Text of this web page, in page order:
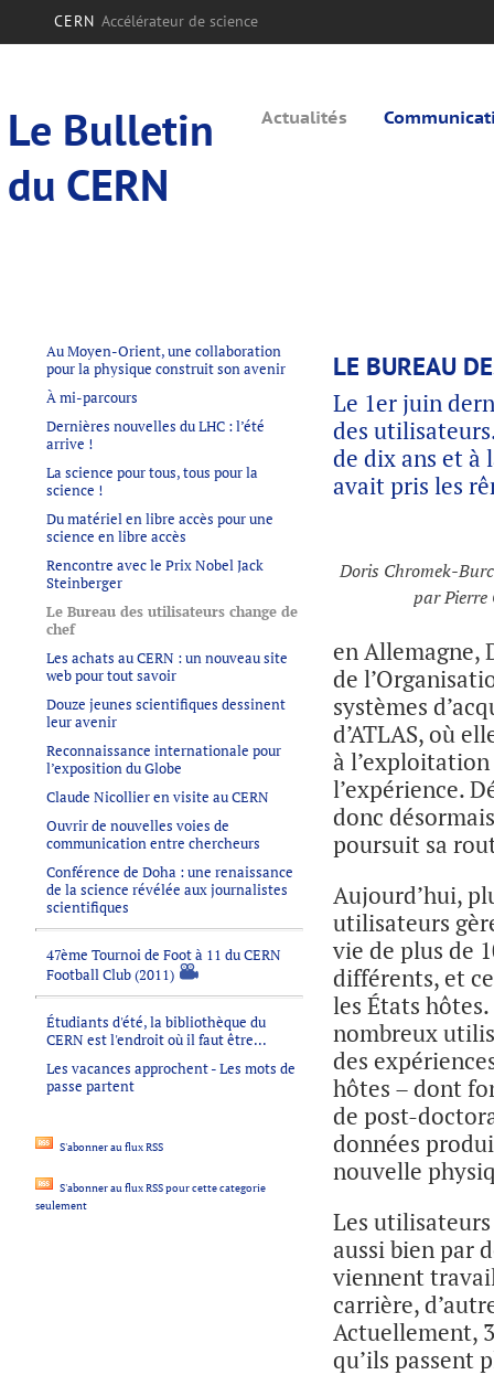
CERN Accélérateur de science
Le Bulletin
du CERN
Actualités
Au Moyen-Orient, une collaboration
pour la physique construit son avenir
À mi-parcours
Dernières nouvelles du LHC : l’été
arrive !
La science pour tous, tous pour la
science !
Du matériel en libre accès pour une
science en libre accès
Rencontre avec le Prix Nobel Jack
Steinberger
Le Bureau des utilisateurs change de
chef
Les achats au CERN : un nouveau site
web pour tout savoir
Douze jeunes scientifiques dessinent
leur avenir
Reconnaissance internationale pour
l’exposition du Globe
Claude Nicollier en visite au CERN
Ouvrir de nouvelles voies de
communication entre chercheurs
Conférence de Doha : une renaissance
de la science révélée aux journalistes
scientifiques
47ème Tournoi de Foot à 11 du CERN
Football Club (2011)
Étudiants d'été, la bibliothèque du
CERN est l'endroit où il faut être...
Les vacances approchent - Les mots de
passe partent
S'abonner au flux RSS
S'abonner au flux RSS pour cette categorie
seulement
LE BUREAU
Le 1er juin
des
de dix ans et à
avait pris les
Doris Chromek-
par Pierre
en Allemagne,
de
systèmes
d’ATLAS, où
à l’exploitation
l’expérience.
donc
poursuit sa
Aujourd’hui,
utilisateurs
vie de plus de
différents, et
les États
nombreux
des
hôtes – dont
de post-
données
nouvelle
Les
aussi bien par
viennent
carrière,
Actuellement,
qu’ils passent